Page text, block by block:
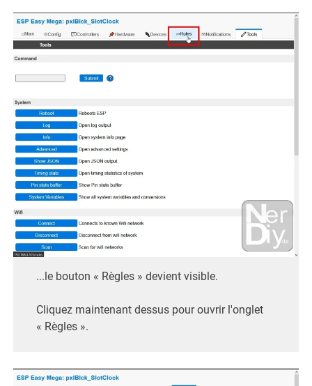
...le bouton « Règles » devient visible.
Cliquez maintenant dessus pour ouvrir l'onglet
« Règles ».